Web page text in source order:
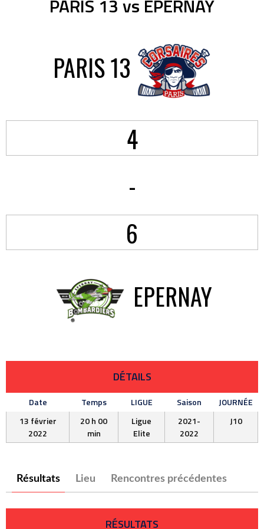
PARIS 13 vs EPERNAY
PARIS 13
4
-
6
EPERNAY
DÉTAILS
Date Temps LIGUE Saison
JOURNÉE
13 février
2022
20 h 00
min
Ligue
Elite
2021-
2022
J10
Résultats Lieu Rencontres précédentes
RÉSULTATS